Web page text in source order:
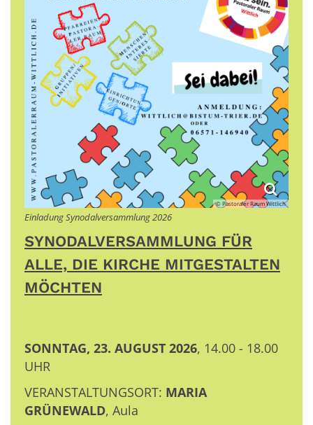
© Pastoraler Raum Wittlich
Einladung Synodalversammlung 2026
SYNODALVERSAMMLUNG FÜR
ALLE, DIE KIRCHE MITGESTALTEN
MÖCHTEN
SONNTAG, 23. AUGUST 2026, 14.00 - 18.00
UHR
VERANSTALTUNGSORT: MARIA
GRÜNEWALD, Aula